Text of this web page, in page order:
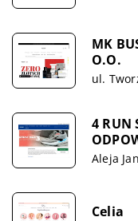
MK
O.O.
ul.
4 RUN
Aleja
Celia